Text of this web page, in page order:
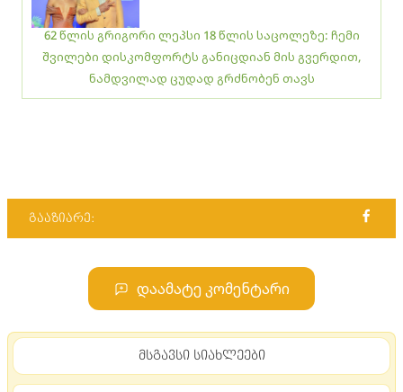
62 წლის გრიგორი ლეპსი 18 წლის საცოლეზე: ჩემი
შვილები დისკომფორტს განიცდიან მის გვერდით,
ნამდვილად ცუდად გრძნობენ თავს
გააზიარე:
დაამატე კომენტარი
მსგავსი სიახლეები